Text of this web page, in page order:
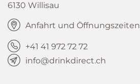
6130 Willisau
Anfahrt und Öffnungszeiten
+41 41 972 72 72
info@drinkdirect.ch